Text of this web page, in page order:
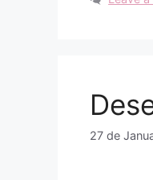
27 de